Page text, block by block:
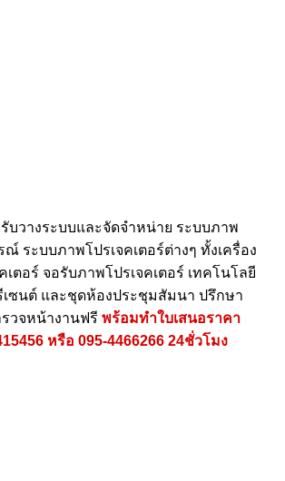
รับวางระบบและจัดจำหน่าย ระบบภาพ
ระบบภาพโปรเจคเตอร์ต่างๆ ทั้งเครื่อง
เตอร์ จอรับภาพโปรเจคเตอร์ เทคโนโลยี
เซนต์ และชุดห้องประชุมสัมนา ปรึกษา
วจหน้างานฟรี พร้อมทำใบเสนอราคา
หรือ 095-4466266 24ชั่วโมง